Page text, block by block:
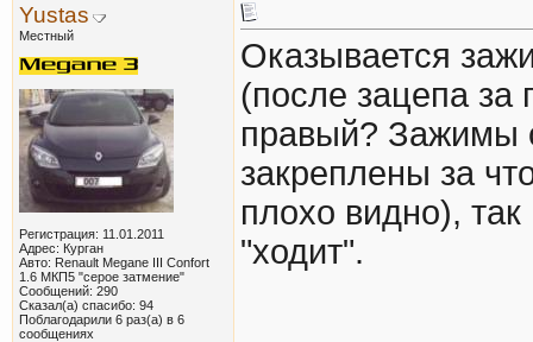
Yustas
Местный
Регистрация: 11.01.2011
Адрес: Курган
Авто: Renault Megane III Confort
1.6 МКП5 "серое затмение"
Сообщений: 290
Сказал(а) спасибо: 94
Поблагодарили 6 раз(а) в 6
сообщениях
Оказывается
(после зацепа за
правый? Зажимы
закреплены за
плохо видно),
"ходит".